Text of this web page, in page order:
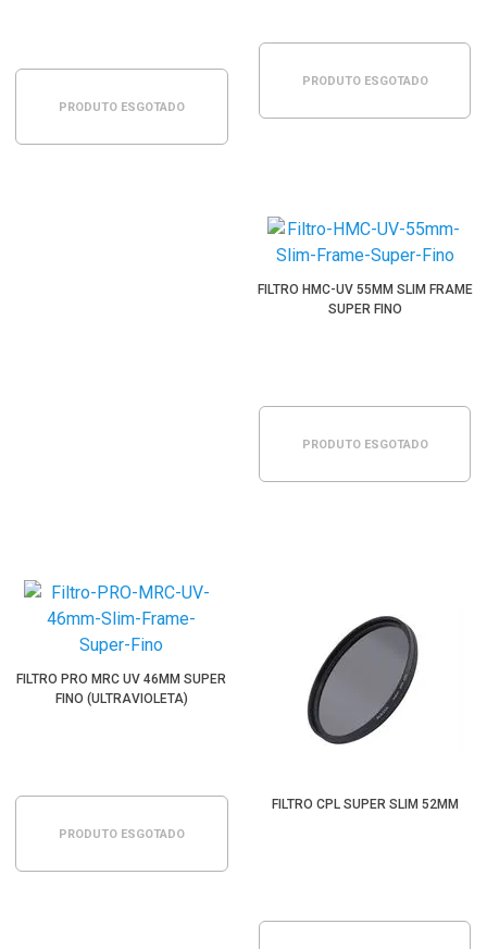
PRODUTO ESGOTADO
PRODUTO ESGOTADO
FILTRO HMC-UV 55MM SLIM FRAME
SUPER FINO
PRODUTO ESGOTADO
FILTRO PRO MRC UV 46MM SUPER
FINO (ULTRAVIOLETA)
PRODUTO ESGOTADO
FILTRO CPL SUPER SLIM 52MM